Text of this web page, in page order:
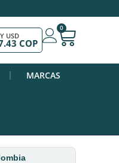
USD
COP
0
MARCAS